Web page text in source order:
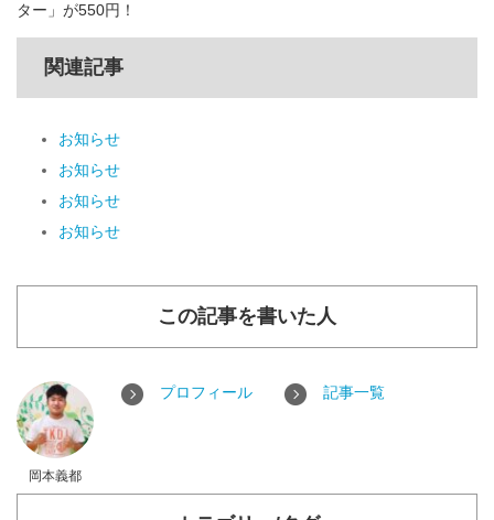
ター」が550円！
関連記事
お知らせ
お知らせ
お知らせ
お知らせ
この記事を書いた人
岡本義都
プロフィール 記事一覧